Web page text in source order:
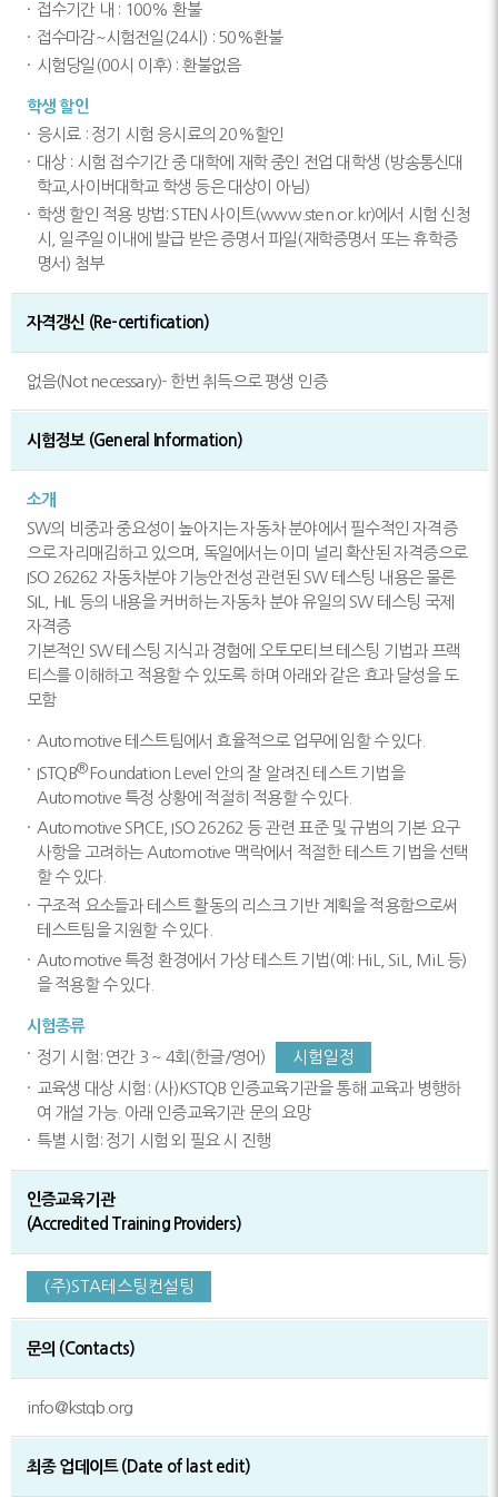
접수기간 내 : 100% 환불
접수마감~시험전일(24시) : 50%환불
시험당일(00시 이후) : 환불없음
학생 할인
응시료 : 정기 시험 응시료의 20%할인
대상 : 시험 접수기간 중 대학에 재학 중인 전업 대학생 (방송통신대
학교,사이버대학교 학생 등은 대상이 아님)
학생 할인 적용 방법: STEN 사이트(www.sten.or.kr)에서 시험 신청
시, 일주일 이내에 발급 받은 증명서 파일(재학증명서 또는 휴학증
명서) 첨부
자격갱신 (Re-certification)
없음(Not necessary)- 한번 취득으로 평생 인증
시험정보 (General Information)
소개
SW의 비중과 중요성이 높아지는 자동차 분야에서 필수적인 자격증
으로 자리매김하고 있으며, 독일에서는 이미 널리 확산된 자격증으로
ISO 26262 자동차분야 기능안전성 관련된 SW 테스팅 내용은 물론
SIL, HIL 등의 내용을 커버하는 자동차 분야 유일의 SW 테스팅 국제
자격증
기본적인 SW 테스팅 지식과 경험에 오토모티브 테스팅 기법과 프랙
티스를 이해하고 적용할 수 있도록 하며 아래와 같은 효과 달성을 도
모함
Automotive 테스트팀에서 효율적으로 업무에 임할 수 있다.
ISTQB®Foundation Level 안의 잘 알려진 테스트 기법을
Automotive 특정 상황에 적절히 적용할 수 있다.
Automotive SPICE, ISO 26262 등 관련 표준 및 규범의 기본 요구
사항을 고려하는 Automotive 맥락에서 적절한 테스트 기법을 선택
할 수 있다.
구조적 요소들과 테스트 활동의 리스크 기반 계획을 적용함으로써
테스트팀을 지원할 수 있다.
Automotive 특정 환경에서 가상 테스트 기법(예: HiL, SiL, MiL 등)
을 적용할 수 있다.
시험종류
정기 시험: 연간 3 ~ 4회(한글/영어)
시험일정
교육생 대상 시험: (사)KSTQB 인증교육기관을 통해 교육과 병행하
여 개설 가능. 아래 인증교육기관 문의 요망
특별 시험: 정기 시험 외 필요 시 진행
인증교육기관
(Accredited Training Providers)
(주)STA테스팅컨설팅
문의 (Contacts)
info@kstqb.org
최종 업데이트 (Date of last edit)